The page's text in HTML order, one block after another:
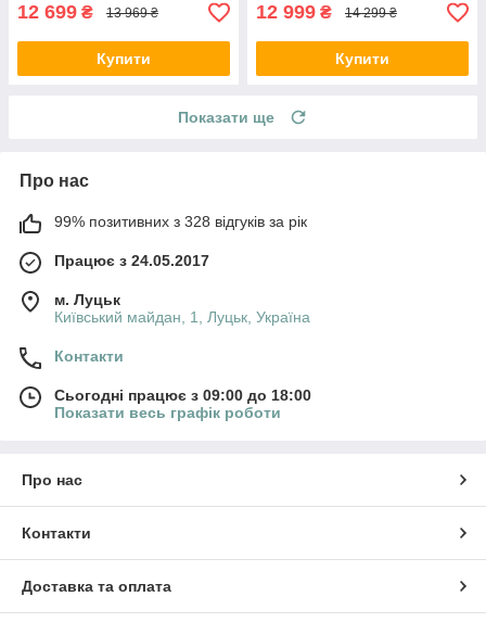
12 699 ₴ 13 969 ₴
Купити
12 999 ₴ 14 299 ₴
Купити
Показати ще
Про нас
99% позитивних з 328 відгуків за рік
Працює з 24.05.2017
м. Луцьк
Київський майдан, 1, Луцьк, Україна
Контакти
Сьогодні працює з 09:00 до 18:00
Показати весь графік роботи
Про нас
Контакти
Доставка та оплата